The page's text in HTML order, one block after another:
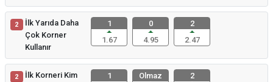
2
İlk Yarıda Daha
Çok Korner
Kullanır
1
1.67
0
4.95
2
2.47
2
İlk Korneri Kim
1
Olmaz
2